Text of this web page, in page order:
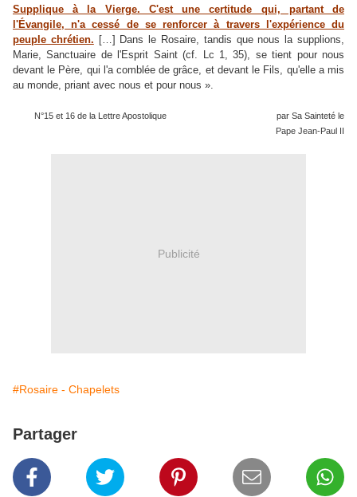
Supplique à la Vierge. C'est une certitude qui, partant de
l'Évangile, n'a cessé de se renforcer à travers l'expérience du
peuple chrétien. […] Dans le Rosaire, tandis que nous la supplions,
Marie, Sanctuaire de l'Esprit Saint (cf. Lc 1, 35), se tient pour nous
devant le Père, qui l'a comblée de grâce, et devant le Fils, qu'elle a mis
au monde, priant avec nous et pour nous ».
N°15 et 16 de la Lettre Apostolique
par Sa Sainteté le
Pape Jean-Paul II
Publicité
#Rosaire - Chapelets
Partager